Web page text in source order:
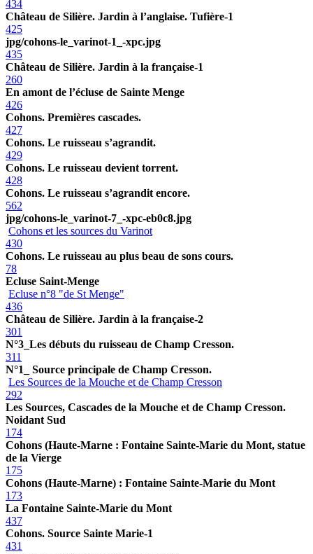
434
Château de Silière. Jardin à l’anglaise. Tufière-1
425
jpg/cohons-le_varinot-1_-xpc.jpg
435
Château de Silière. Jardin à la française-1
260
En amont de l’écluse de Sainte Menge
426
Cohons. Premières cascades.
427
Cohons. Le ruisseau s’agrandit.
429
Cohons. Le ruisseau devient torrent.
428
Cohons. Le ruisseau s’agrandit encore.
562
jpg/cohons-le_varinot-7_-xpc-eb0c8.jpg
Cohons et les sources du Varinot
430
Cohons. Le ruisseau au plus beau de sons cours.
78
Ecluse Saint-Menge
Ecluse n°8 "de St Menge"
436
Château de Silière. Jardin à la française-2
301
N°3_Les débuts du ruisseau de Champ Cresson.
311
N°1_ Source principale de Champ Cresson.
Les Sources de la Mouche et de Champ Cresson
292
Les Sources, Cascades de la Mouche et de Champ Cresson.
Noidant Sud
174
Cohons (Haute-Marne : Fontaine Sainte-Marie du Mont, statue
de la Vierge
175
Cohons (Haute-Marne) : Fontaine Sainte-Marie du Mont
173
La Fontaine Sainte-Marie du Mont
437
Cohons. Source Sainte Marie-1
431